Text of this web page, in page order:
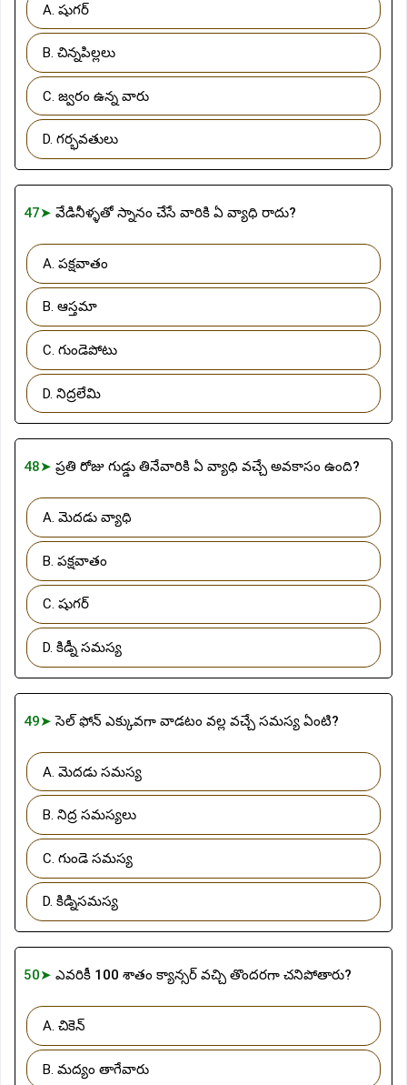
A. షుగర్
B. చిన్నపిల్లలు
C. జ్వరం ఉన్న వారు
D. గర్భవతులు
47➤ వేడినీళ్ళతో స్నానం చేసే వారికి ఏ వ్యాధి రాదు?
A. పక్షవాతం
B. ఆస్తమా
C. గుండెపోటు
D. నిద్రలేమి
48➤ ప్రతి రోజు గుడ్డు తినేవారికి ఏ వ్యాధి వచ్చే అవకాసం ఉంది?
A. మెదడు వ్యాధి
B. పక్షవాతం
C. షుగర్
D. కిడ్నీ సమస్య
49➤సెల్ ఫోన్ ఎక్కువగా వాడటం వల్ల వచ్చే సమస్య ఏంటి?
A. మెదడు సమస్య
B. నిద్ర సమస్యలు
C. గుండె సమస్య
D. కిడ్నిసమస్య
50➤ ఎవరికీ 100 శాతం క్యాన్సర్ వచ్చి తొందరగా చనిపోతారు?
A. చికెన్
B. మద్యం తాగేవారు